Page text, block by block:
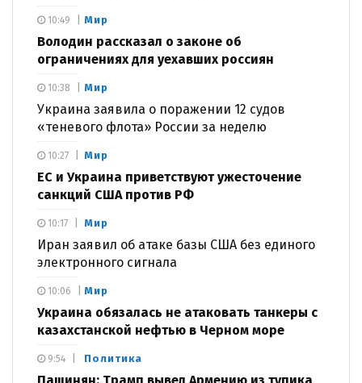
Мир
Володин рассказал о законе об
ограничениях для уехавших россиян
10:49
Мир
Украина заявила о поражении 12 судов
«теневого флота» России за неделю
10:38
Мир
ЕС и Украина приветствуют ужесточение
санкций США против РФ
10:27
Мир
Иран заявил об атаке базы США без единого
электронного сигнала
10:17
Мир
Украина обязалась не атаковать танкеры с
казахстанской нефтью в Черном море
10:06
Политика
9:54